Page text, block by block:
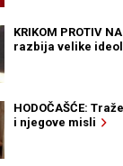
KRIKOM PROTIV
razbija velike
HODOČAŠĆE:
i njegove misli